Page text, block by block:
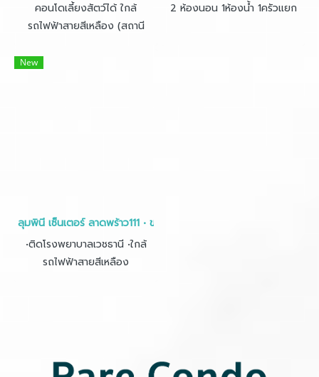
คอนโดเลี้ยงสัตว์ได้ ใกล้
รถไฟฟ้าสายสีเหลือง (สถานี
2 ห้องนอน 1ห้องน้ำ 1ครัวแยก
New
ลุมพินี เซ็นเตอร์ ลาดพร้าว111 • ขนาด 28ตร.ม.
•ติดโรงพยาบาลเวชธานี •ใกล้
รถไฟฟ้าสายสีเหลือง